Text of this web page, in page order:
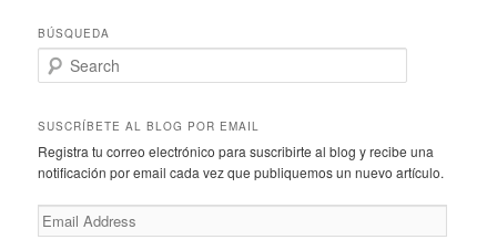
BÚSQUEDA
e
r
h
SUSCRÍBETE AL BLOG POR EMAIL
Registra tu correo electrónico para suscribirte al blog y recibe una
notificación por email cada vez que publiquemos un nuevo artículo.
Email
Address